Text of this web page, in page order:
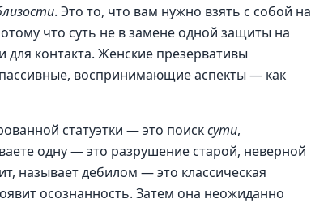
. Это то, что вам нужно взять с собой на
что суть не в замене одной защиты на
контакта. Женские презервативы
воспринимающие аспекты — как
статуэтки — это поисксути,
одну — это разрушение старой, неверной
называет дебилом — это классическая
осознанность. Затем она неожиданно